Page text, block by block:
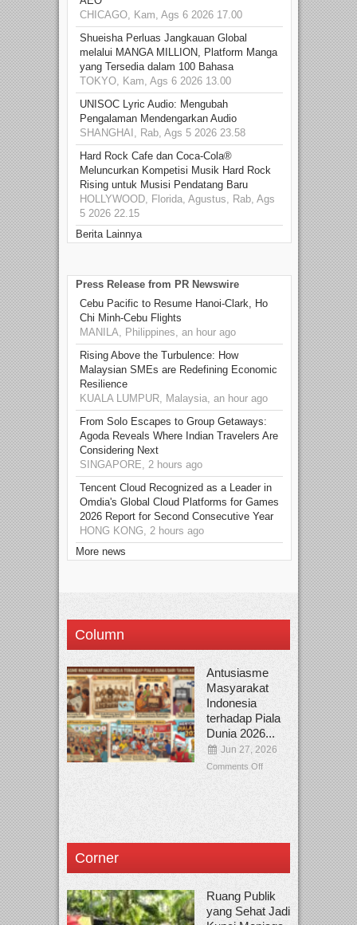
CHICAGO, Kam, Ags 6 2026 17.00
Shueisha Perluas Jangkauan Global
melalui MANGA MILLION, Platform Manga
yang Tersedia dalam 100 Bahasa
TOKYO, Kam, Ags 6 2026 13.00
UNISOC Lyric Audio: Mengubah
Pengalaman Mendengarkan Audio
SHANGHAI, Rab, Ags 5 2026 23.58
Hard Rock Cafe dan Coca-Cola®
Meluncurkan Kompetisi Musik Hard Rock
Rising untuk Musisi Pendatang Baru
HOLLYWOOD, Florida, Agustus, Rab, Ags
5 2026 22.15
Berita Lainnya
Press Release from PR Newswire
Cebu Pacific to Resume Hanoi-Clark, Ho
Chi Minh-Cebu Flights
MANILA, Philippines, an hour ago
Rising Above the Turbulence: How
Malaysian SMEs are Redefining Economic
Resilience
KUALA LUMPUR, Malaysia, an hour ago
From Solo Escapes to Group Getaways:
Agoda Reveals Where Indian Travelers Are
Considering Next
SINGAPORE, 2 hours ago
Tencent Cloud Recognized as a Leader in
Omdia's Global Cloud Platforms for Games
2026 Report for Second Consecutive Year
HONG KONG, 2 hours ago
More news
Column
Antusiasme
Masyarakat
Indonesia
terhadap Piala
Dunia 2026...
Jun 27, 2026
Comments Off
Corner
Ruang Publik
yang Sehat Jadi